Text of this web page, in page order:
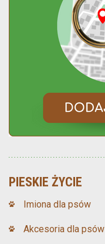
PIESKIE ŻYCIE
Imiona dla psów
Akcesoria dla psów